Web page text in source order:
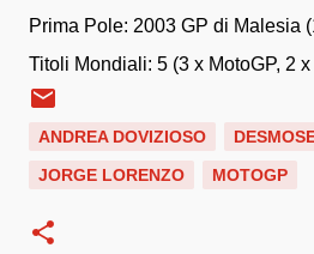
Prima Pole: 2003 GP di Malesia
Titoli Mondiali: 5 (3 x MotoGP, 2
ANDREA DOVIZIOSO
JORGE LORENZO
MOTOGP